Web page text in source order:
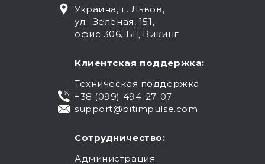
Украина, г. Львов,
ул. Зеленая, 151,
офис 306, БЦ Викинг
Клиентская поддержка:
Техническая поддержка
+38 (099) 494-27-07
support@bitimpulse.com
Сотрудничество:
Администрация